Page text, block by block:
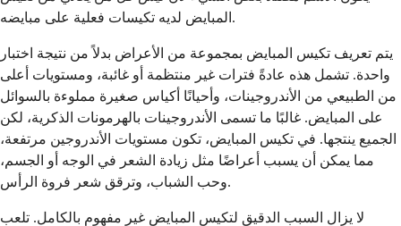
المبايض لديه تكيسات فعلية على مبايضه.
يتم تعريف تكيس المبايض بمجموعة من الأعراض بدلاً من نتيجة اختبار
واحدة. تشمل هذه عادةً فترات غير منتظمة أو غائبة، ومستويات أعلى
من الطبيعي من الأندروجينات، وأحيانًا أكياس صغيرة مملوءة بالسوائل
على المبايض. غالبًا ما تسمى الأندروجينات بالهرمونات الذكرية، لكن
الجميع ينتجها. في تكيس المبايض، تكون مستويات الأندروجين مرتفعة،
مما يمكن أن يسبب أعراضًا مثل زيادة الشعر في الوجه أو الجسم،
وحب الشباب، وترقق شعر فروة الرأس.
لا يزال السبب الدقيق لتكيس المبايض غير مفهوم بالكامل. تلعب